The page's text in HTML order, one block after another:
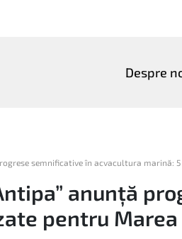
Despre
semnificative în acvacultura marină:
anunță
pentru Marea